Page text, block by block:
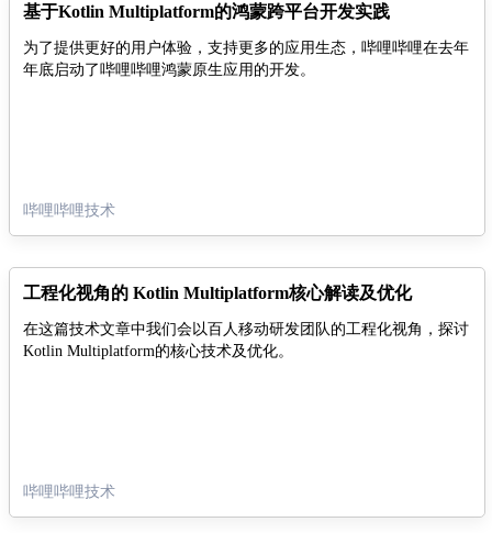
基于Kotlin Multiplatform的鸿蒙跨平台开发实践
为了提供更好的用户体验，支持更多的应用生态，哔哩哔哩在去年
年底启动了哔哩哔哩鸿蒙原生应用的开发。
哔哩哔哩技术
工程化视角的 Kotlin Multiplatform核心解读及优化
在这篇技术文章中我们会以百人移动研发团队的工程化视角，探讨
Kotlin Multiplatform的核心技术及优化。
哔哩哔哩技术